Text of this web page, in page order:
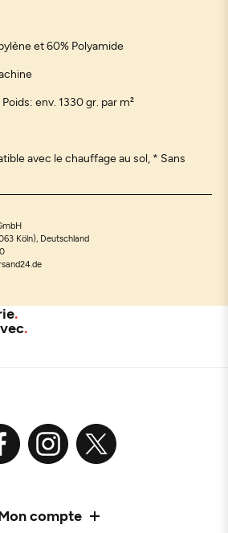
et 60% Polyamide
env. 1330 gr. par m²
avec le chauffage au sol, * Sans
Köln), Deutschland
compte